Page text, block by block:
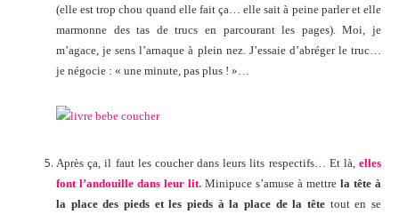
(elle est trop chou quand elle fait ça… elle sait à peine parler et elle
marmonne des tas de trucs en parcourant les pages). Moi, je
m’agace, je sens l’arnaque à plein nez. J’essaie d’abréger le truc…
je négocie : « une minute, pas plus ! »…
Après ça, il faut les coucher dans leurs lits respectifs… Et là, elles
font l’andouille dans leur lit. Minipuce s’amuse à mettre la tête à
la place des pieds et les pieds à la place de la tête tout en se